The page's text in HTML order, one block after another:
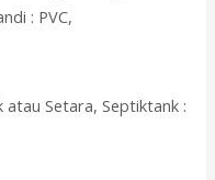
: PVC,
atau Setara, Septiktank :